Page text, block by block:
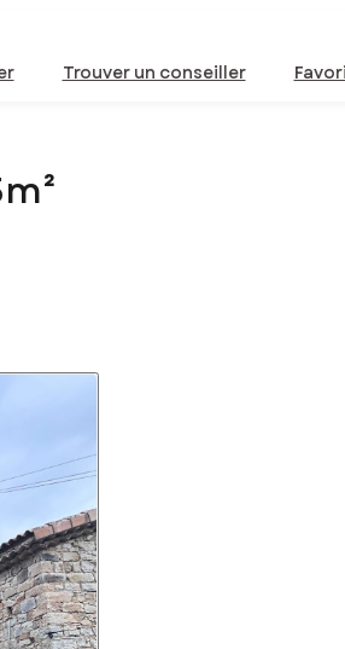
Trouver un conseiller